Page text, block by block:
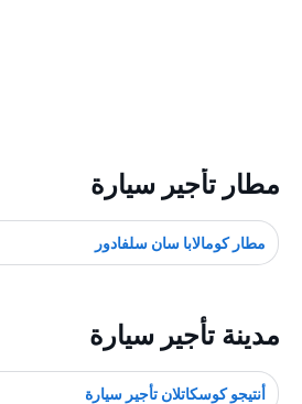
مطار تأجير سيارة
مطار كوماﻻبا سان سلفادور
مدينة تأجير سيارة
أنتيجو كوسكاتلان تأجير سيارة